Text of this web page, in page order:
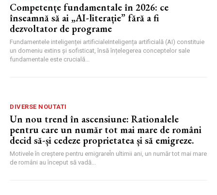
Competențe fundamentale în 2026: ce
înseamnă să ai „AI-literație” fără a fi
dezvoltator de programe
Fundamentele inteligenței artificialeInteligența artificială (AI) constituie
un domeniu extins și sofisticat, însă înțelegerea conceptelor sale
fundamentale este crucială...
DIVERSE NOUTATI
Un nou trend în ascensiune: Rationalele
pentru care un număr tot mai mare de români
decid să-și cedeze proprietatea și să emigreze.
Motivele în creștere pentru emigrareÎn ultimii ani, un număr tot mai mare
de români au început să vadă...